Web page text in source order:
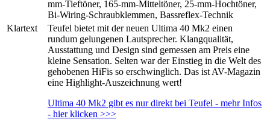
mm-Tieftöner, 165-mm-Mitteltöner, 25-mm-Hochtöner,
Bi-Wiring-Schraubklemmen, Bassreflex-Technik
Klartext
Teufel bietet mit der neuen Ultima 40 Mk2 einen
rundum gelungenen Lautsprecher. Klangqualität,
Ausstattung und Design sind gemessen am Preis eine
kleine Sensation. Selten war der Einstieg in die Welt des
gehobenen HiFis so erschwinglich. Das ist AV-Magazin
eine Highlight-Auszeichnung wert!
Ultima 40 Mk2 gibt es nur direkt bei Teufel - mehr Infos
- hier klicken >>>